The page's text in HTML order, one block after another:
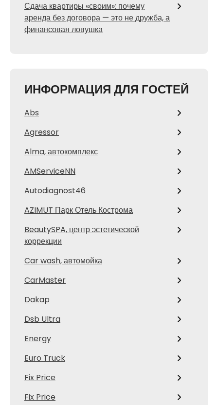
Сдача квартиры «своим»: почему
аренда без договора — это не дружба, а
финансовая ловушка
ИНФОРМАЦИЯ ДЛЯ ГОСТЕЙ
Abs
Agressor
Alma, автокомплекс
AMServiceNN
Autodiagnost46
AZIMUT Парк Отель Кострома
BeautySPA, центр эстетической
коррекции
Car wash, автомойка
CarMaster
Dakap
Dsb Ultra
Energy
Euro Truck
Fix Price
Fix Price